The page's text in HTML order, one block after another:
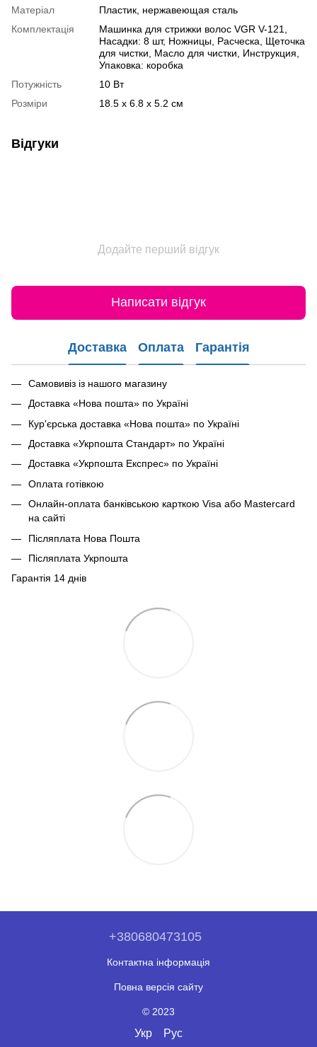
Матеріал
Пластик, нержавеющая сталь
Комплектація
Машинка для стрижки волос VGR V-121,
Насадки: 8 шт, Ножницы, Расческа, Щеточка
для чистки, Масло для чистки, Инструкция,
Упаковка: коробка
Потужність
10 Вт
Розміри
18.5 х 6.8 х 5.2 см
Відгуки
Додайте перший відгук
Написати відгук
Доставка Оплата Гарантія
Самовивіз із нашого магазину
Доставка «Нова пошта» по Україні
Кур'єрська доставка «Нова пошта» по Україні
Доставка «Укрпошта Стандарт» по Україні
Доставка «Укрпошта Експрес» по Україні
Оплата готівкою
Онлайн-оплата банківською карткою Visa або Mastercard
на сайті
Післяплата Нова Пошта
Післяплата Укрпошта
Гарантія 14 днів
+380680473105
Контактна інформація
Повна версія сайту
© 2023
Укр Рус